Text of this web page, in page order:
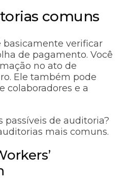
comuns
basicamente verificar
de pagamento. Você
no ato de
Ele também pode
colaboradores e a
passíveis de auditoria?
mais comuns.